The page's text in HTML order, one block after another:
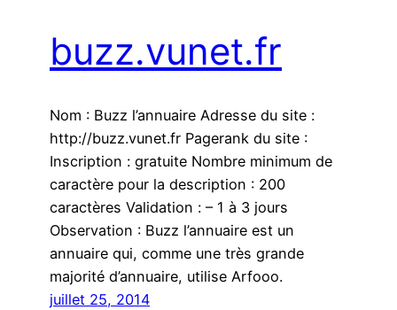
buzz.vunet.fr
Nom : Buzz l’annuaire Adresse du site :
http://buzz.vunet.fr Pagerank du site :
Inscription : gratuite Nombre minimum de
caractère pour la description : 200
caractères Validation : – 1 à 3 jours
Observation : Buzz l’annuaire est un
annuaire qui, comme une très grande
majorité d’annuaire, utilise Arfooo.
juillet 25, 2014